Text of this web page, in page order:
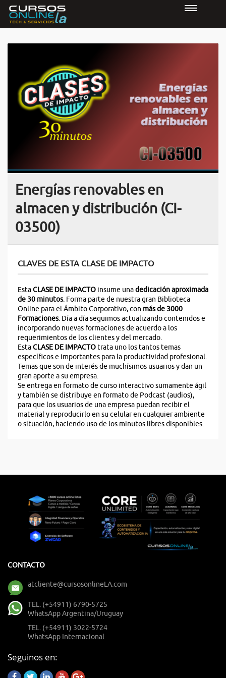
Energías renovables en
almacen y distribución (CI-
03500)
CLAVES DE ESTA CLASE DE IMPACTO
EstaCLASE DE IMPACTO insume unadedicaciónaproximada
de 30 minutos. Forma parte de nuestra gran Biblioteca
Online para el Ámbito Corporativo, con más de 3000
Formaciones. Día a día seguimos actualizando contenidos e
incorporando nuevas formaciones de acuerdo a los
requerimientos de los clientes y del mercado.
EstaCLASE DE IMPACTO trata uno los tantos temas
específicos e importantes para la productividad profesional.
Temas que son de interés de muchísimos usuarios y dan un
gran aporte a su empresa.
Se entrega en formato de curso interactivo sumamente ágil
y también se distribuye en formato de Podcast (audios),
para que los usuarios de una empresa puedan recibir el
material y reproducirlo en su celular en cualquier ambiente
o situación, haciendo uso de los minutos libres disponibles.
CONTACTO
atcliente@cursosonlineLA.com
TEL. (+54911) 6790-5725
WhatsApp Argentina/Uruguay
TEL. (+54911) 3022-5724
WhatsApp Internacional
Seguinos en: